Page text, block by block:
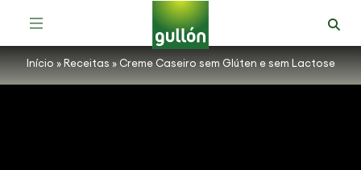
Início »Receitas »Creme Caseiro sem Glúten e sem Lactose